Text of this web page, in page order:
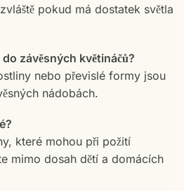
pokud má dostatek světla
závěsných květináčů?
nebo převislé formy jsou
nádobách.
které mohou při požití
mimo dosah dětí a domácích